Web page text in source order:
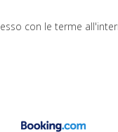
con le terme